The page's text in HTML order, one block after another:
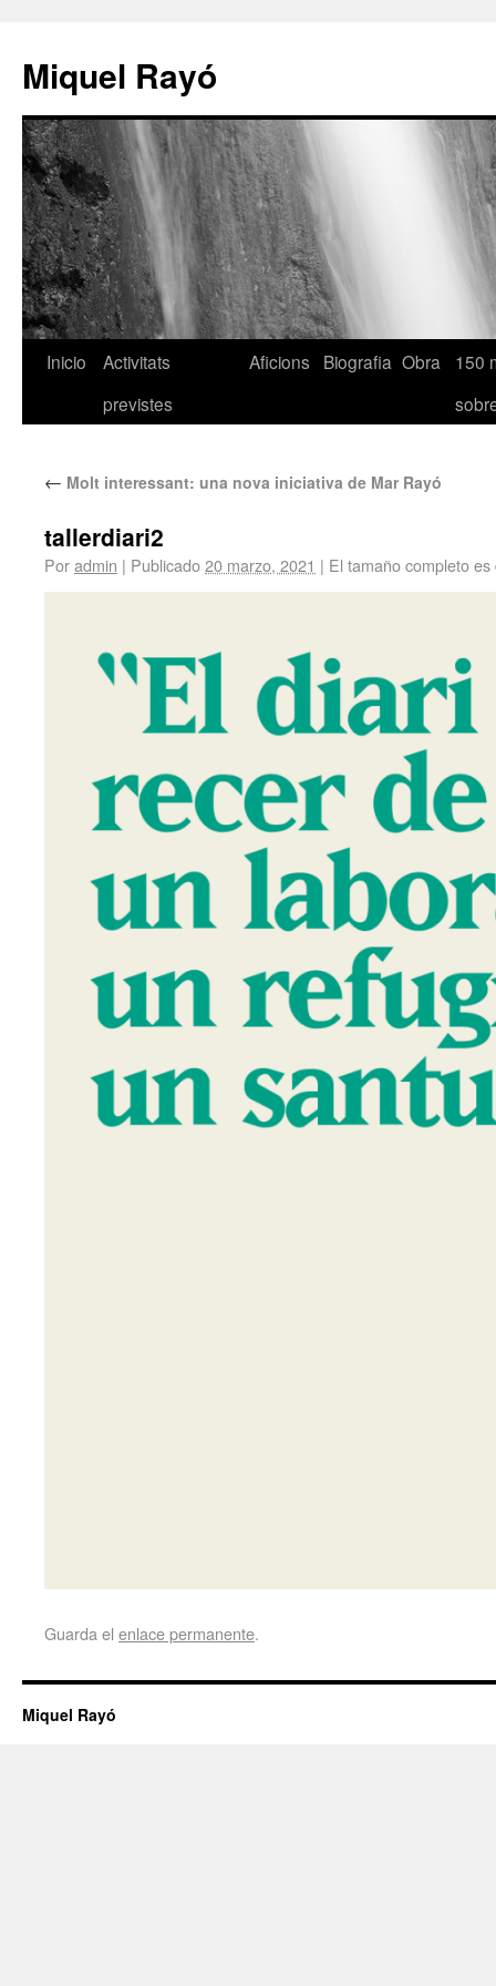
Miquel Rayó
Inicio
Activitats
previstes
Aficions Biografia Obra
150
← Molt interessant: una nova iniciativa de Mar Rayó
tallerdiari2
Poradmin | Publicado20 marzo, 2021 | El tamaño completo
Guarda el enlace permanente.
Miquel Rayó